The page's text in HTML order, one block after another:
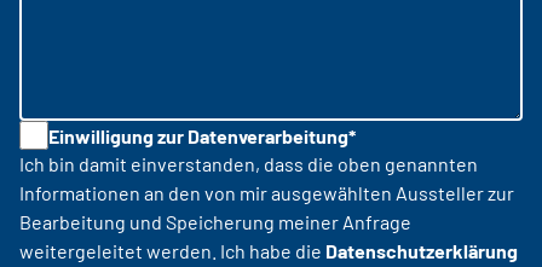
Einwilligung zur Datenverarbeitung*
Ich bin damit einverstanden, dass die oben genannten
Informationen an den von mir ausgewählten Aussteller zur
Bearbeitung und Speicherung meiner Anfrage
weitergeleitet werden. Ich habe die Datenschutzerklärung